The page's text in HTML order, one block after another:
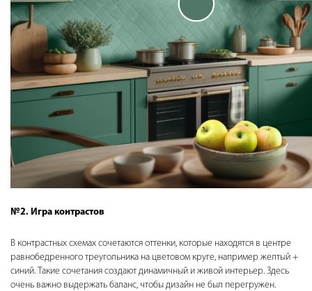
№2. Игра контрастов
В контрастных схемах сочетаются оттенки, которые находятся в центре
равнобедренного треугольника на цветовом круге, например желтый +
синий. Такие сочетания создают динамичный и живой интерьер. Здесь
очень важно выдержать баланс, чтобы дизайн не был перегружен.